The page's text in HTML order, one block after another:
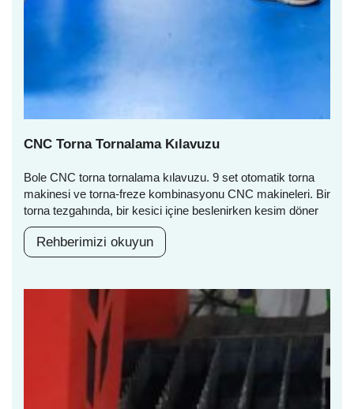
CNC Torna Tornalama Kılavuzu
Bole CNC torna tornalama kılavuzu. 9 set otomatik torna
makinesi ve torna-freze kombinasyonu CNC makineleri. Bir
torna tezgahında, bir kesici içine beslenirken kesim döner
Rehberimizi okuyun